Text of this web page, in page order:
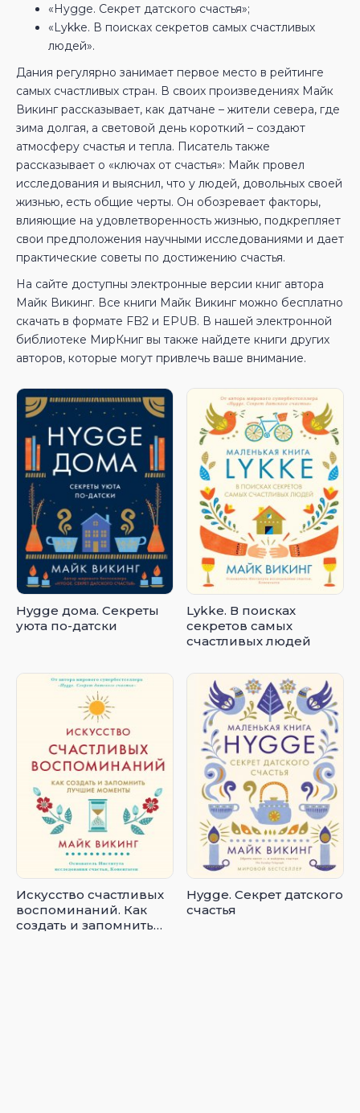
«Hygge. Секрет датского счастья»;
«Lykke. В поисках секретов самых счастливых
людей».
Дания регулярно занимает первое место в рейтинге
самых счастливых стран. В своих произведениях Майк
Викинг рассказывает, как датчане – жители севера, где
зима долгая, а световой день короткий – создают
атмосферу счастья и тепла. Писатель также
рассказывает о «ключах от счастья»: Майк провел
исследования и выяснил, что у людей, довольных своей
жизнью, есть общие черты. Он обозревает факторы,
влияющие на удовлетворенность жизнью, подкрепляет
свои предположения научными исследованиями и дает
практические советы по достижению счастья.
На сайте доступны электронные версии книг автора
Майк Викинг. Все книги Майк Викинг можно бесплатно
скачать в формате FB2 и EPUB. В нашей электронной
библиотеке МирКниг вы также найдете книги других
авторов, которые могут привлечь ваше внимание.
Hygge дома. Секреты
уюта по-датски
Lykke. В поисках
секретов самых
счастливых людей
Искусство счастливых
воспоминаний. Как
создать и запомнить
Hygge. Секрет датского
счастья